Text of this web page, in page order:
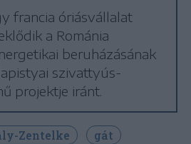
francia óriásvállalat
a Románia
beruházásának
szivattyús-
projektje iránt.
Zentelke
gát